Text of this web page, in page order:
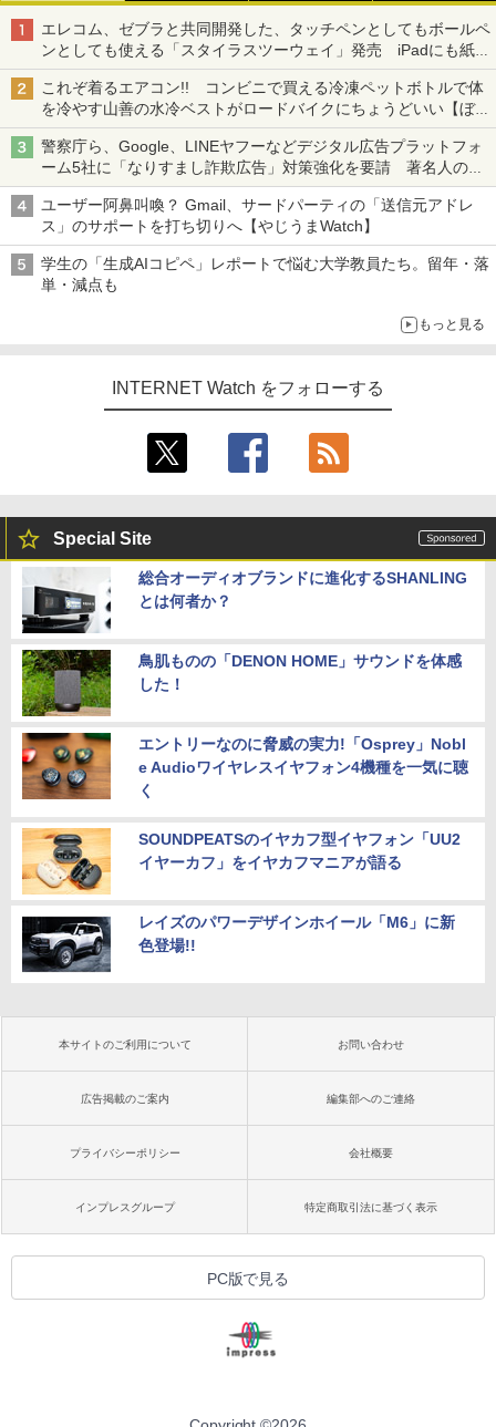
エレコム、ゼブラと共同開発した、タッチペンとしてもボールペ
ンとしても使える「スタイラスツーウェイ」発売 iPadにも紙に
も、持ち替えずに書き込める
これぞ着るエアコン!! コンビニで買える冷凍ペットボトルで体
を冷やす山善の水冷ベストがロードバイクにちょうどいい【ぼっ
ち・ざ・ろーど！その14】【空いた時間でなにしてる？】
警察庁ら、Google、LINEヤフーなどデジタル広告プラットフォ
ーム5社に「なりすまし詐欺広告」対策強化を要請 著名人の写
真や映像を使った投資詐欺などへの対策として
ユーザー阿鼻叫喚？ Gmail、サードパーティの「送信元アドレ
ス」のサポートを打ち切りへ【やじうまWatch】
学生の「生成AIコピペ」レポートで悩む大学教員たち。留年・落
単・減点も
もっと見る
INTERNET Watch をフォローする
Special Site
総合オーディオブランドに進化するSHANLING
とは何者か？
鳥肌ものの「DENON HOME」サウンドを体感
した！
エントリーなのに脅威の実力!「Osprey」Nobl
e Audioワイヤレスイヤフォン4機種を一気に聴
く
SOUNDPEATSのイヤカフ型イヤフォン「UU2
イヤーカフ」をイヤカフマニアが語る
レイズのパワーデザインホイール「M6」に新
色登場!!
本サイトのご利用について お問い合わせ
広告掲載のご案内 編集部へのご連絡
プライバシーポリシー 会社概要
インプレスグループ 特定商取引法に基づく表示
PC版で見る